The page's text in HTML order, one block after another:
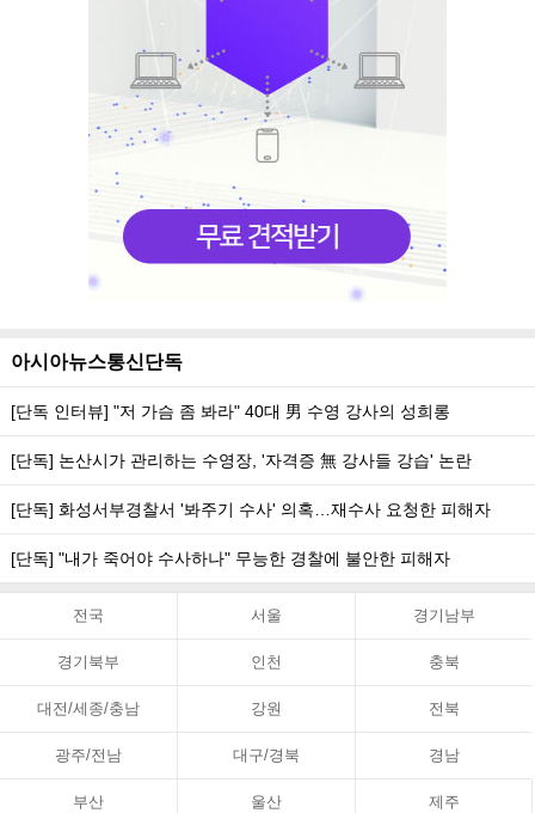
아시아뉴스통신단독
[단독 인터뷰] "저 가슴 좀 봐라" 40대 男 수영 강사의 성희롱
[단독] 논산시가 관리하는 수영장, '자격증 無 강사들 강습' 논란
[단독] 화성서부경찰서 '봐주기 수사' 의혹…재수사 요청한 피해자
[단독] "내가 죽어야 수사하나" 무능한 경찰에 불안한 피해자
전국 서울 경기남부
경기북부 인천 충북
대전/세종/충남 강원 전북
광주/전남 대구/경북 경남
부산 울산 제주